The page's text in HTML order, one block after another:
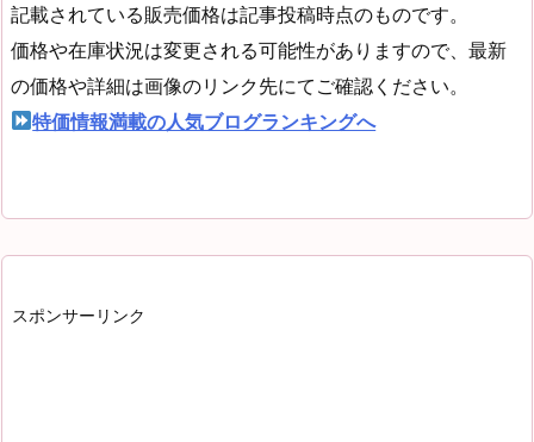
記載されている販売価格は記事投稿時点のものです。
価格や在庫状況は変更される可能性がありますので、最新
の価格や詳細は画像のリンク先にてご確認ください。
特価情報満載の人気ブログランキングへ
スポンサーリンク